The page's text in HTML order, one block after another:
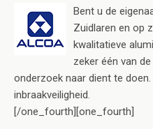
Bent u de
Zuidlaren en op
kwalitatieve
zeker één van
onderzoek naar dient te
inbraakveiligheid.
[/one_fourth][one_fourth]